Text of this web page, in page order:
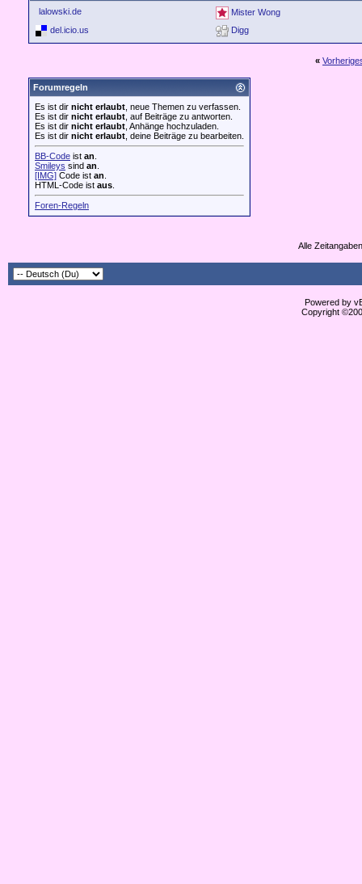
lalowski.de
Mister Wong
del.icio.us
Digg
«
Forumregeln
Es ist dir nicht erlaubt , neue Themen zu verfassen.
Es ist dir nicht erlaubt , auf Beiträge zu antworten.
Es ist dir nicht erlaubt , Anhänge hochzuladen.
Es ist dir nicht erlaubt , deine Beiträge zu bearbeiten.
BB-Code ist an
Smileys sind an
[IMG] Code ist an
HTML-Code ist aus
Foren-Regeln
Alle
Powered by
Copyright